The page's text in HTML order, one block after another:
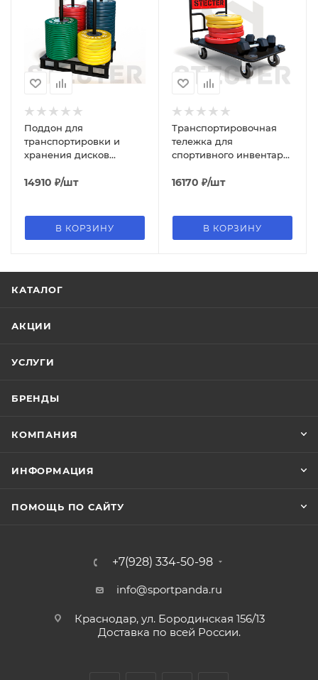
Поддон для
транспортировки и
хранения дисков
14910 ₽/шт
В КОРЗИНУ
Транспортировочная
тележка для
спортивного инвентаря
16170 ₽/шт
В КОРЗИНУ
КАТАЛОГ
АКЦИИ
УСЛУГИ
БРЕНДЫ
КОМПАНИЯ
ИНФОРМАЦИЯ
ПОМОЩЬ ПО САЙТУ
+7(928) 334-50-98
info@sportpanda.ru
Краснодар, ул. Бородинская 156/13
Доставка по всей России.